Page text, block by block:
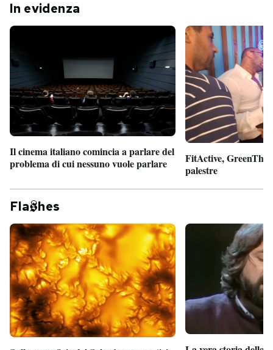
In evidenza
Il cinema italiano comincia a parlare del
problema di cui nessuno vuole parlare
FitActive,
palestre
Fla hes